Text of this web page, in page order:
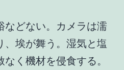
などない。カメラは濡
、埃が舞う。湿気と塩
く機材を侵食する。